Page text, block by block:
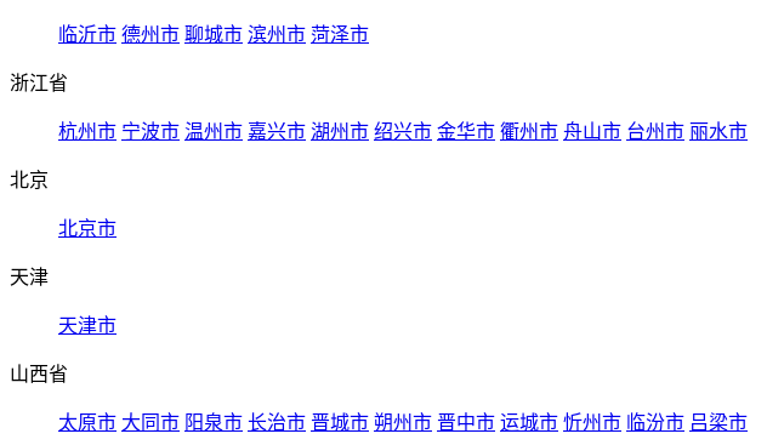
临沂市 德州市 聊城市 滨州市 菏泽市
浙江省
杭州市 宁波市 温州市 嘉兴市 湖州市 绍兴市 金华市 衢州市 舟山市 台州市 丽水市
北京
北京市
天津
天津市
山西省
太原市 大同市 阳泉市 长治市 晋城市 朔州市 晋中市 运城市 忻州市 临汾市 吕梁市